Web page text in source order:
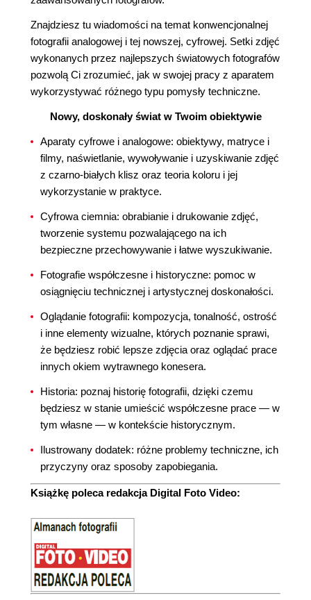
Znajdziesz tu wiadomości na temat konwencjonalnej
fotografii analogowej i tej nowszej, cyfrowej. Setki zdjęć
wykonanych przez najlepszych światowych fotografów
pozwolą Ci zrozumieć, jak w swojej pracy z aparatem
wykorzystywać różnego typu pomysły techniczne.
Nowy, doskonały świat w Twoim obiektywie
Aparaty cyfrowe i analogowe: obiektywy, matryce i
filmy, naświetlanie, wywoływanie i uzyskiwanie zdjęć
z czarno-białych klisz oraz teoria koloru i jej
wykorzystanie w praktyce.
Cyfrowa ciemnia: obrabianie i drukowanie zdjęć,
tworzenie systemu pozwalającego na ich
bezpieczne przechowywanie i łatwe wyszukiwanie.
Fotografie współczesne i historyczne: pomoc w
osiągnięciu technicznej i artystycznej doskonałości.
Oglądanie fotografii: kompozycja, tonalność, ostrość
i inne elementy wizualne, których poznanie sprawi,
że będziesz robić lepsze zdjęcia oraz oglądać prace
innych okiem wytrawnego konesera.
Historia: poznaj historię fotografii, dzięki czemu
będziesz w stanie umieścić współczesne prace — w
tym własne — w kontekście historycznym.
Ilustrowany dodatek: różne problemy techniczne, ich
przyczyny oraz sposoby zapobiegania.
Książkę poleca redakcja Digital Foto Video: